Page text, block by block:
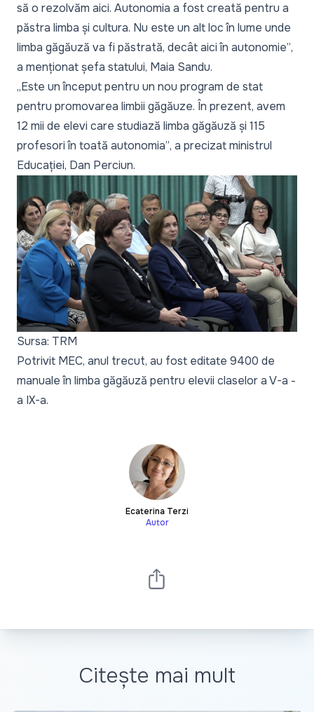
să o rezolvăm aici. Autonomia a fost creată pentru a
păstra limba și cultura. Nu este un alt loc în lume unde
limba găgăuză va fi păstrată, decât aici în autonomie”,
a menționat șefa statului, Maia Sandu.
„Este un început pentru un nou program de stat
pentru promovarea limbii găgăuze. În prezent, avem
12 mii de elevi care studiază limba găgăuză și 115
profesori în toată autonomia”, a precizat ministrul
Educației, Dan Perciun.
Sursa: TRM
Potrivit MEC, anul trecut, au fost editate 9400 de
manuale în limba găgăuză pentru elevii claselor a V-a -
a IX-a.
Ecaterina Terzi
Autor
Citește mai mult